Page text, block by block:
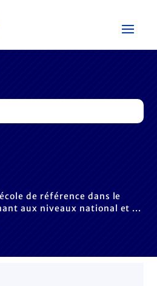
de référence dans le
aux niveaux national et ...